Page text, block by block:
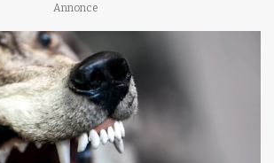
Annonce